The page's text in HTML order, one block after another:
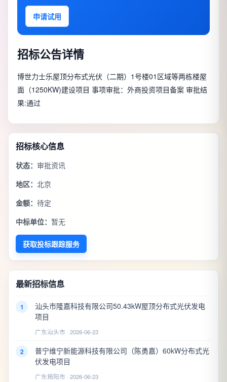
申请试用
招标公告详情
博世力士乐屋顶分布式光伏（二期）1号楼01区域等两栋楼屋
面（1250KW)建设项目 事项审批：外商投资项目备案 审批结
果:通过
招标核心信息
状态： 审批资讯
地区： 北京
金额： 待定
中标单位： 暂无
获取投标跟踪服务
最新招标信息
1
汕头市隆嘉科技有限公司50.43kW屋顶分布式光伏发电
项目
广东汕头市 · 2026-06-23
2
普宁维宁新能源科技有限公司（陈勇嘉）60kW分布式光
伏发电项目
广东揭阳市 · 2026-06-23